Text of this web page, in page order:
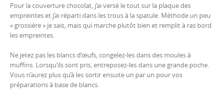
Pour la couverture chocolat, j’ai versé le tout sur la plaque des
empreintes et j’ai réparti dans les trous à la spatule. Méthode un peu
« grossière » je sais, mais qui marche plutôt bien et remplit à ras bord
les empreintes.
Ne jetez pas les blancs d’œufs, congelez-les dans des moules à
muffins. Lorsqu’ils sont pris, entreposez-les dans une grande poche.
Vous n’aurez plus qu’à les sortir ensuite un par un pour vos
préparations à base de blancs.